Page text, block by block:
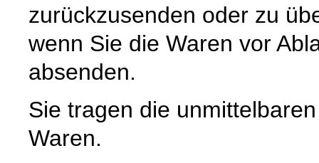
zurückzusenden oder zu
wenn Sie die Waren vor
absenden.
Sie tragen die
Waren.